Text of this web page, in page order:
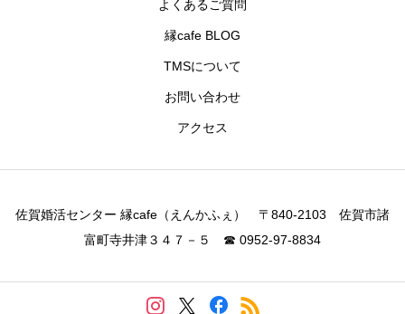
よくあるご質問
縁cafe BLOG
TMSについて
お問い合わせ
アクセス
佐賀婚活センター 縁cafe（えんかふぇ） 〒840-2103 佐賀市諸
富町寺井津３４７－５ ☎ 0952-97-8834